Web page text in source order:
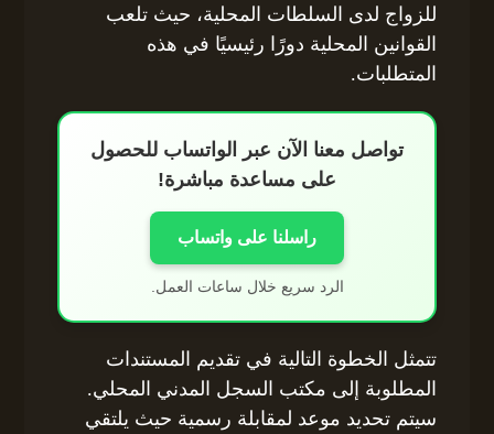
للزواج لدى السلطات المحلية، حيث تلعب
القوانين المحلية دورًا رئيسيًا في هذه
المتطلبات.
تواصل معنا الآن عبر الواتساب للحصول
على مساعدة مباشرة!
راسلنا على واتساب
الرد سريع خلال ساعات العمل.
تتمثل الخطوة التالية في تقديم المستندات
المطلوبة إلى مكتب السجل المدني المحلي.
سيتم تحديد موعد لمقابلة رسمية حيث يلتقي